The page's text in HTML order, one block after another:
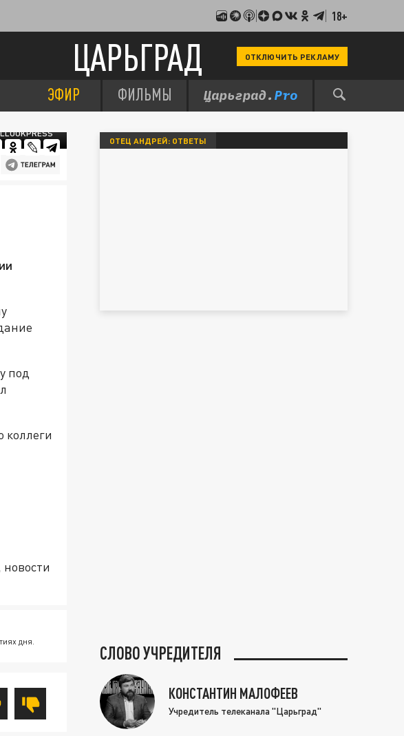
18+
ЦАРЬГРАД ОТКЛЮЧИТЬ РЕКЛАМУ
ЭФИР ФИЛЬМЫ
под
коллеги
дня.
ОТЕЦ АНДРЕЙ: ОТВЕТЫ
СЛОВО УЧРЕДИТЕЛЯ
КОНСТАНТИН МАЛОФЕЕВ
Учредитель телеканала "Царьград"